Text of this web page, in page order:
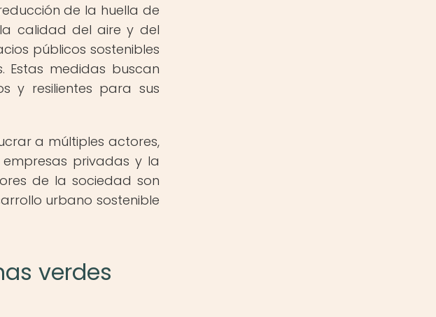
de la huella de
calidad del aire y del
públicos sostenibles
medidas buscan
y resilientes para sus
a múltiples actores,
empresas privadas y la
de la sociedad son
urbano sostenible
verdes